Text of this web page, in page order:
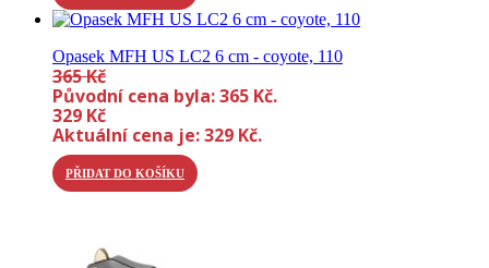
Opasek MFH US LC2 6 cm - coyote, 110
365Kč
Původní cena byla: 365 Kč.
329 Kč
Aktuální cena je: 329 Kč.
PŘIDAT DO KOŠÍKU